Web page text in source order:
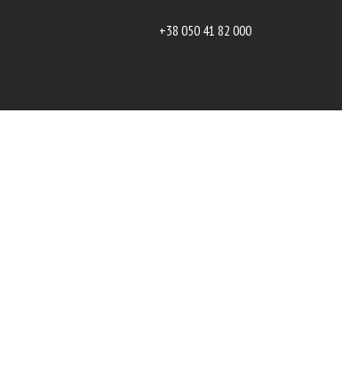
+38 050 41 82 000